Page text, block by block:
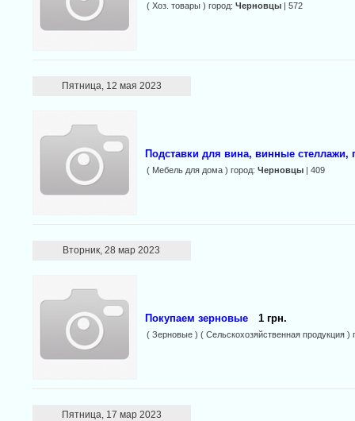
( Хоз. товары ) город: Черновцы| 572
Пятница, 12 мая 2023
Подставки для вина, винные стеллажи,
( Мебель для дома ) город: Черновцы| 409
Вторник, 28 мар 2023
Покyпаем зepновые 1 грн.
( Зерновые ) ( Сельскохозяйственная продукция )
Пятница, 17 мар 2023